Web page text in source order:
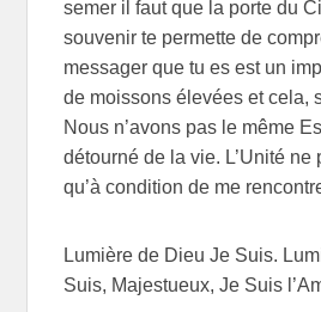
semer il faut que la porte du
souvenir te permette de
messager que tu es est un
de moissons élevées et cela,
Nous n’avons pas le même
détourné de la vie. L’Unité ne
qu’à condition de me
Lumière de Dieu Je Suis.
Suis, Majestueux, Je Suis